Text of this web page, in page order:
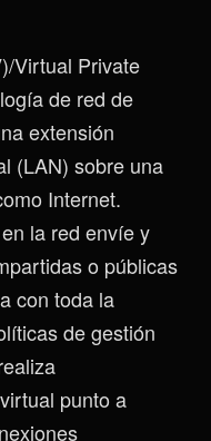
Virtual Private
de red de
extensión
(LAN) sobre una
Internet.
la red envíe y
o públicas
con toda la
de gestión
punto a